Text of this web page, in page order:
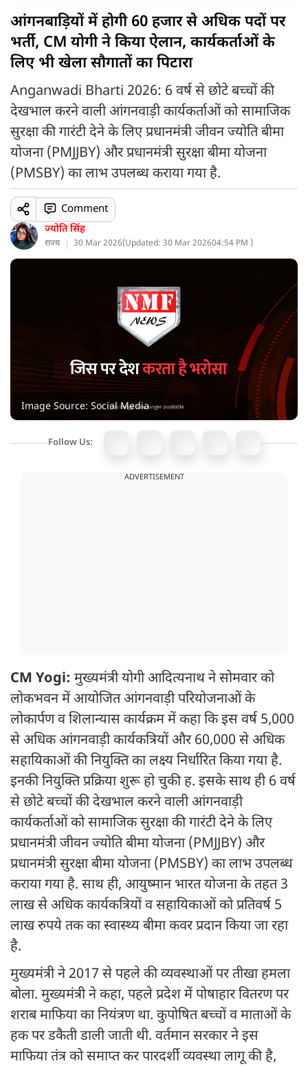
आंगनबाड़ियों में होगी 60 हजार से अधिक पदों पर
भर्ती, CM योगी ने किया ऐलान, कार्यकर्ताओं के
लिए भी खेला सौगातों का पिटारा
Anganwadi Bharti 2026: 6 वर्ष से छोटे बच्चों की
देखभाल करने वाली आंगनवाड़ी कार्यकर्ताओं को सामाजिक
सुरक्षा की गारंटी देने के लिए प्रधानमंत्री जीवन ज्योति बीमा
योजना (PMJJBY) और प्रधानमंत्री सुरक्षा बीमा योजना
(PMSBY) का लाभ उपलब्ध कराया गया है.
ज्योति सिंह
राज्य 30 Mar 2026(Updated: 30 Mar 202604:54 PM )
Comment
Image Source: Social Media
Follow Us:
ADVERTISEMENT
CM Yogi: मुख्यमंत्री योगी आदित्यनाथ ने सोमवार को
लोकभवन में आयोजित आंगनवाड़ी परियोजनाओं के
लोकार्पण व शिलान्यास कार्यक्रम में कहा कि इस वर्ष 5,000
से अधिक आंगनवाड़ी कार्यकत्रियों और 60,000 से अधिक
सहायिकाओं की नियुक्ति का लक्ष्य निर्धारित किया गया है.
इनकी नियुक्ति प्रक्रिया शुरू हो चुकी ह. इसके साथ ही 6 वर्ष
से छोटे बच्चों की देखभाल करने वाली आंगनवाड़ी
कार्यकर्ताओं को सामाजिक सुरक्षा की गारंटी देने के लिए
प्रधानमंत्री जीवन ज्योति बीमा योजना (PMJJBY) और
प्रधानमंत्री सुरक्षा बीमा योजना (PMSBY) का लाभ उपलब्ध
कराया गया है. साथ ही, आयुष्मान भारत योजना के तहत 3
लाख से अधिक कार्यकत्रियों व सहायिकाओं को प्रतिवर्ष 5
लाख रुपये तक का स्वास्थ्य बीमा कवर प्रदान किया जा रहा
है.
मुख्यमंत्री ने 2017 से पहले की व्यवस्थाओं पर तीखा हमला
बोला. मुख्यमंत्री ने कहा, पहले प्रदेश में पोषाहार वितरण पर
शराब माफिया का नियंत्रण था. कुपोषित बच्चों व माताओं के
हक पर डकैती डाली जाती थी. वर्तमान सरकार ने इस
माफिया तंत्र को समाप्त कर पारदर्शी व्यवस्था लागू की है,